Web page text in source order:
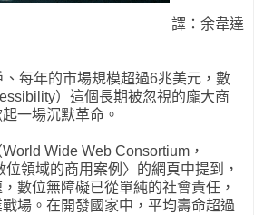
譯：余韋達
每年的市場規模超過6兆美元，數
）這個長期被忽視的龐大商
一場沉默革命。
Wide Web Consortium，
領域的商用案例〉的網頁中提到，
數位無障礙已從單純的社會責任，
場。在開發國家中，平均壽命超過